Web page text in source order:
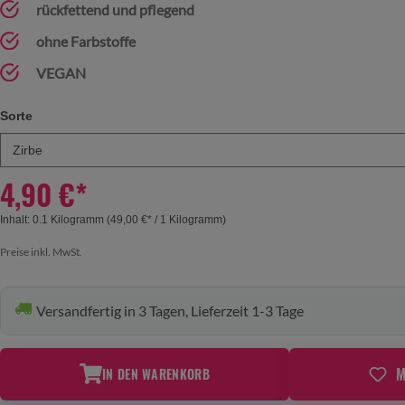
rückfettend und pflegend
ohne Farbstoffe
VEGAN
Sorte
4,90 €*
Inhalt: 0.1 Kilogramm (49,00 €* / 1 Kilogramm)
Preise inkl. MwSt.
Versandfertig in 3 Tagen, Lieferzeit 1-3 Tage
IN DEN WARENKORB